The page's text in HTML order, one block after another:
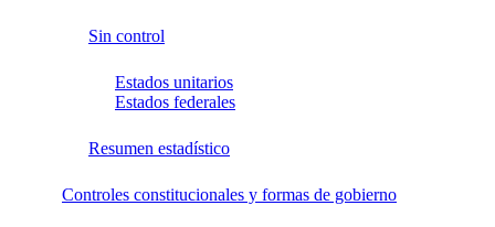
Sin control
Estados unitarios
Estados federales
Resumen estadístico
Controles constitucionales y formas de gobierno